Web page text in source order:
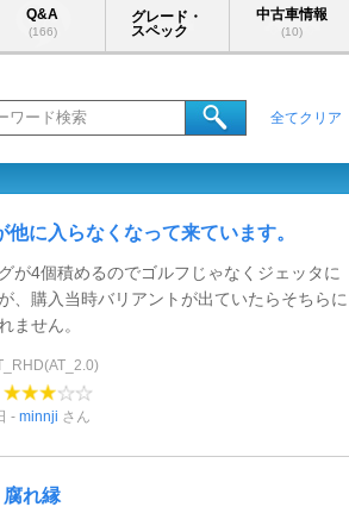
Q&A
(166)
グレード・
スペック
中古車情報
(10)
全てクリア
他に入らなくなって来ています。
が4個積めるのでゴルフじゃなくジェッタに
、購入当時バリアントが出ていたらそちらに
ません。
minnji さん
腐れ縁